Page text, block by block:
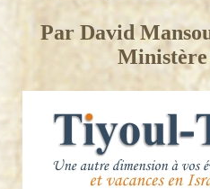
Par David
Ministère